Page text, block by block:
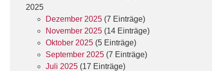
2025
Dezember 2025 (7 Einträge)
November 2025 (14 Einträge)
Oktober 2025 (5 Einträge)
September 2025 (7 Einträge)
Juli 2025 (17 Einträge)